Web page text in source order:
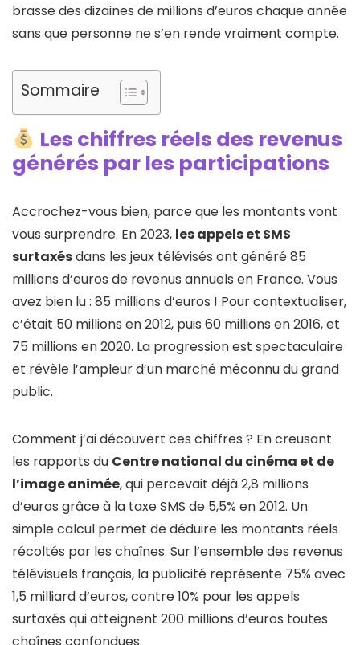
brasse des dizaines de millions d’euros chaque année
sans que personne ne s’en rende vraiment compte.
Sommaire
Les chiffres réels des revenus
générés par les participations
Accrochez-vous bien, parce que les montants vont
vous surprendre. En 2023, les appels et SMS
surtaxésdans les jeux télévisés ont généré 85
millions d’euros de revenus annuels en France. Vous
avez bien lu : 85 millions d’euros ! Pour contextualiser,
c’était 50 millions en 2012, puis 60 millions en 2016, et
75 millions en 2020. La progression est spectaculaire
et révèle l’ampleur d’un marché méconnu du grand
public.
Comment j’ai découvert ces chiffres ? En creusant
les rapports du Centre national du cinéma et de
l’image animée, qui percevait déjà 2,8 millions
d’euros grâce à la taxe SMS de 5,5% en 2012. Un
simple calcul permet de déduire les montants réels
récoltés par les chaînes. Sur l’ensemble des revenus
télévisuels français, la publicité représente 75% avec
1,5 milliard d’euros, contre 10% pour les appels
surtaxés qui atteignent 200 millions d’euros toutes
chaînes confondues.